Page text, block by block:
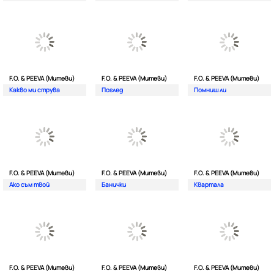
F.O. & PEEVA (Митеви)
Какво ми струва
F.O. & PEEVA (Митеви)
Поглед
F.O. & PEEVA (Митеви)
Помниш ли
F.O. & PEEVA (Митеви)
Ако съм твой
F.O. & PEEVA (Митеви)
Банички
F.O. & PEEVA (Митеви)
Квартала
F.O. & PEEVA (Митеви)
F.O. & PEEVA (Митеви)
F.O. & PEEVA (Митеви)